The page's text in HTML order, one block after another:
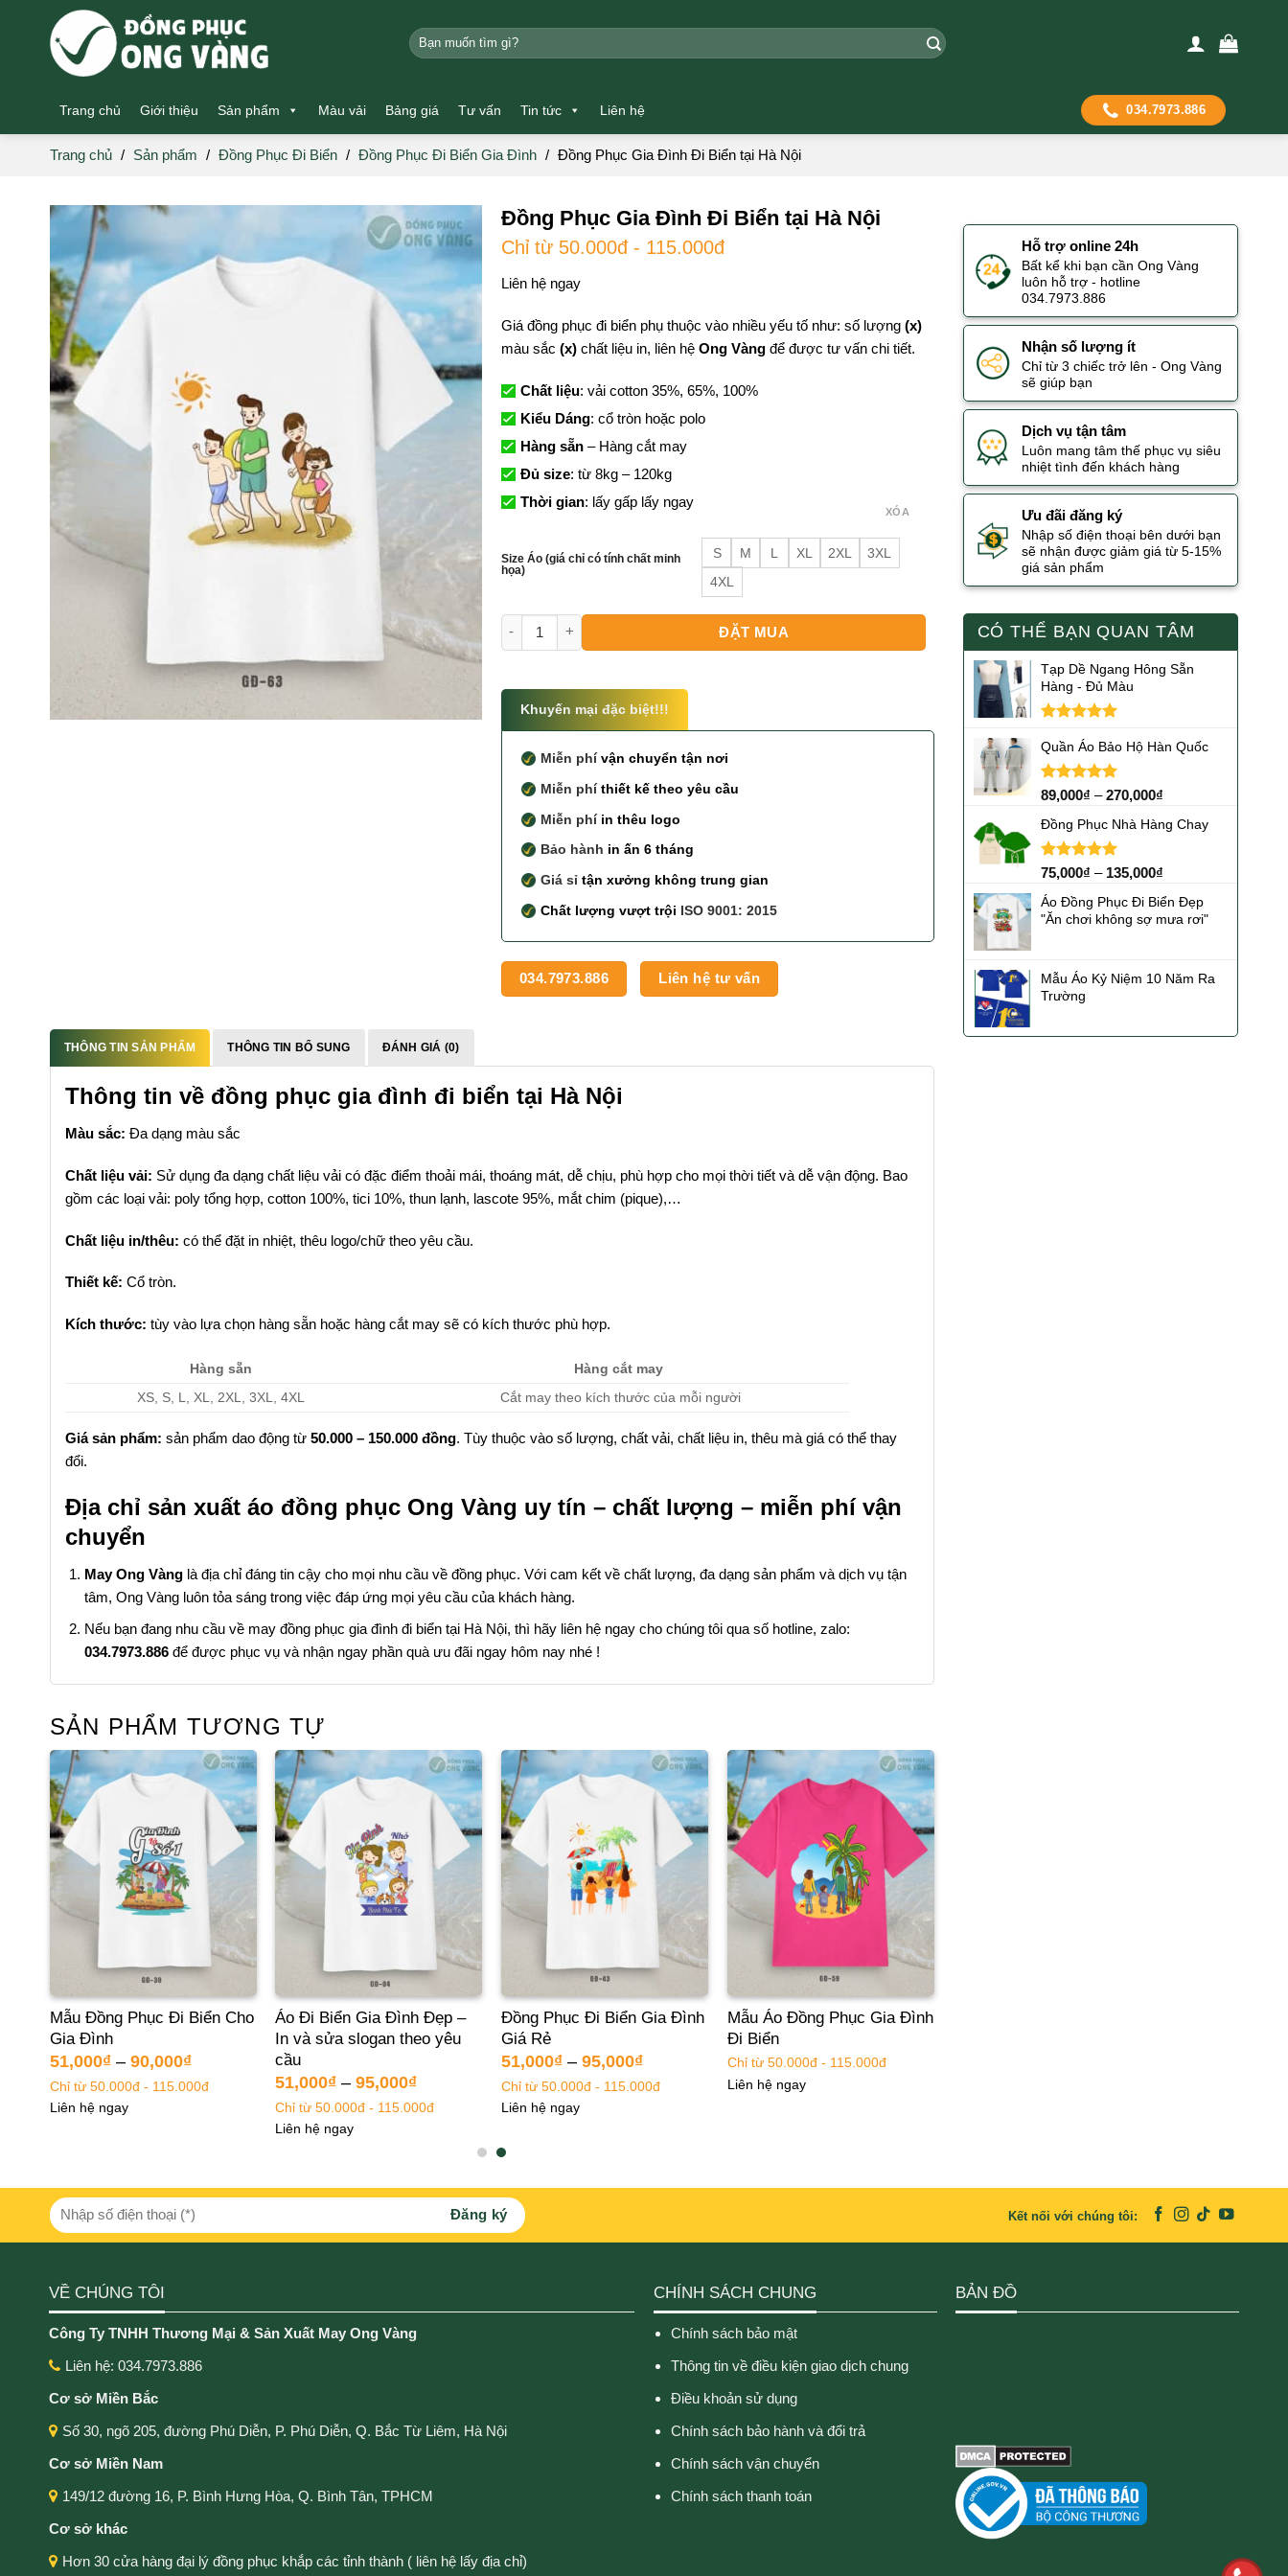
Tìm
kiếm:
Trang chủ Giới thiệu Sản phẩm Màu vải Bảng giá Tư vấn Tin tức Liên hệ 034.7973.886
Trang chủ / Sản phẩm / Đồng Phục Đi Biển / Đồng Phục Đi Biển Gia Đình / Đồng Phục Gia Đình Đi Biển tại Hà Nội
Đồng Phục Gia Đình Đi Biển tại Hà Nội
Chỉ từ 50.000đ - 115.000đ
Liên hệ ngay
Giá đồng phục đi biển phụ thuộc vào nhiều yếu tố như: số lượng(x)
màu sắc(x)chất liệu in, liên hệOng Vàng để được tư vấn chi tiết.
Chất liệu: vải cotton 35%, 65%, 100%
Kiểu Dáng: cổ tròn hoặc polo
Hàng sẵn – Hàng cắt may
Đủ size: từ 8kg – 120kg
Thời gian: lấy gấp lấy ngay
Size Áo (giá chỉ có tính chất minh
họa)
S M L XL 2XL
3XL
4XL
XÓA
Đồng Phục Gia Đình Đi Biển tại Hà Nội số lượng
ĐẶT MUA
Khuyến mại đặc biệt!!!
Miễn phívận chuyển tận nơi
Miễn phíthiết kế theo yêu cầu
Miễn phíin thêu logo
Bảo hành in ấn 6 tháng
Giá sỉ tận xưởng không trung gian
Chất lượng vượt trội ISO 9001: 2015
034.7973.886 Liên hệ tư vấn
THÔNG TIN SẢN PHẨM THÔNG TIN BỔ SUNG ĐÁNH GIÁ (0)
Thông tin về đồng phục gia đình đi biển tại Hà Nội
Màu sắc: Đa dạng màu sắc
Chất liệu vải: Sử dụng đa dạng chất liệu vải có đặc điểm thoải mái, thoáng mát, dễ chịu, phù hợp cho mọi thời tiết và dễ vận động. Bao
gồm các loại vải: poly tổng hợp, cotton 100%, tici 10%, thun lạnh, lascote 95%, mắt chim (pique),…
Chất liệu in/thêu: có thể đặt in nhiệt, thêu logo/chữ theo yêu cầu.
Thiết kế: Cổ tròn.
Kích thước: tùy vào lựa chọn hàng sẵn hoặc hàng cắt may sẽ có kích thước phù hợp.
Hàng sẵn
Hàng cắt may
XS, S, L, XL, 2XL, 3XL, 4XL
Cắt may theo kích thước của mỗi người
Giá sản phẩm: sản phẩm dao động từ 50.000 – 150.000 đồng. Tùy thuộc vào số lượng, chất vải, chất liệu in, thêu mà giá có thể thay
đổi.
Địa chỉ sản xuất áo đồng phục Ong Vàng uy tín – chất lượng – miễn phí vận
chuyển
May Ong Vànglà địa chỉ đáng tin cậy cho mọi nhu cầu về đồng phục. Với cam kết về chất lượng, đa dạng sản phẩm và dịch vụ tận
tâm, Ong Vàng luôn tỏa sáng trong việc đáp ứng mọi yêu cầu của khách hàng.
Nếu bạn đang nhu cầu về may đồng phục gia đình đi biển tại Hà Nội, thì hãy liên hệ ngay cho chúng tôi qua số hotline, zalo:
034.7973.886để được phục vụ và nhận ngay phần quà ưu đãi ngay hôm nay nhé !
SẢN PHẨM TƯƠNG TỰ
Mẫu Áo Đồng Phục Gia Đình
Đi Biển
Chỉ từ 50.000đ - 115.000đ
Liên hệ ngay
Đồng Phục Đi Biển Gia Đình
Giá Rẻ
51,000₫ –95,000₫
Chỉ từ 50.000đ - 115.000đ
Liên hệ ngay
Áo Đi Biển Gia Đình Đẹp –
In và sửa slogan theo yêu
cầu
51,000₫ –95,000₫
Chỉ từ 50.000đ - 115.000đ
Liên hệ ngay
Mẫu Đồng Phục Đi Biển Cho
Gia Đình
51,000₫– 90,000₫
Chỉ từ 50.000đ - 115.000đ
Liên hệ ngay
Hỗ trợ online 24h
Bất kể khi bạn cần Ong Vàng
luôn hỗ trợ - hotline
034.7973.886
Nhận số lượng ít
Chỉ từ 3 chiếc trở lên - Ong Vàng
sẽ giúp bạn
Dịch vụ tận tâm
Luôn mang tâm thế phục vụ siêu
nhiệt tình đến khách hàng
Ưu đãi đăng ký
Nhập số điện thoại bên dưới bạn
sẽ nhận được giảm giá từ 5-15%
giá sản phẩm
CÓ THỂ BẠN QUAN TÂM
Tạp Dề Ngang Hông Sẵn
Hàng - Đủ Màu
hạng 5.00
5 sao
Quần Áo Bảo Hộ Hàn Quốc
Được xếp
5 sao
89,000₫ –270,000₫
Đồng Phục Nhà Hàng Chay
Được xếp
5 sao
75,000₫ – 135,000₫
Áo Đồng Phục Đi Biển Đẹp
"Ăn chơi không sợ mưa rơi"
Mẫu Áo Kỷ Niệm 10 Năm Ra
Trường
Kết nối với chúng tôi:
VỀ CHÚNG TÔI
Công Ty TNHH Thương Mại & Sản Xuất May Ong Vàng
Liên hệ: 034.7973.886
Cơ sở Miền Bắc
Số 30, ngõ 205, đường Phú Diễn, P. Phú Diễn, Q. Bắc Từ Liêm, Hà Nội
Cơ sở Miền Nam
149/12 đường 16, P. Bình Hưng Hòa, Q. Bình Tân, TPHCM
Cơ sở khác
Hơn 30 cửa hàng đại lý đồng phục khắp các tỉnh thành ( liên hệ lấy địa chỉ)
CHÍNH SÁCH CHUNG
Chính sách bảo mật
Thông tin về điều kiện giao dịch chung
Điều khoản sử dụng
Chính sách bảo hành và đổi trả
Chính sách vận chuyển
Chính sách thanh toán
BẢN ĐỒ